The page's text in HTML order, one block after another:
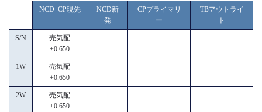
NCD･CP現先
NCD新
発
CPプライマリ
ー
TBアウトライ
ト
S/N
売気配
+0.650
1W
売気配
+0.650
2W
売気配
+0.650